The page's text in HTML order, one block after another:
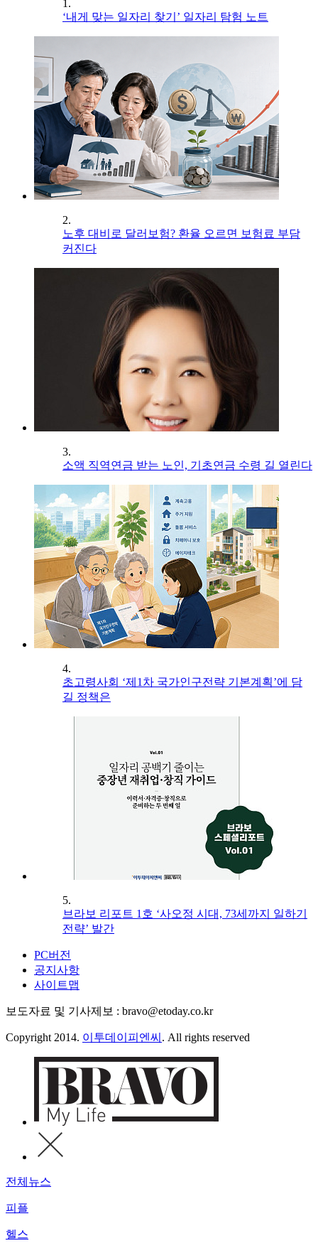
1.
‘내게 맞는 일자리 찾기’ 일자리 탐험 노트
2.
노후 대비로 달러보험? 환율 오르면 보험료 부담
커진다
3.
소액 직역연금 받는 노인, 기초연금 수령 길 열린다
4.
초고령사회 ‘제1차 국가인구전략 기본계획’에 담
길 정책은
5.
브라보 리포트 1호 ‘사오정 시대, 73세까지 일하기
전략’ 발간
PC버전
공지사항
사이트맵
보도자료 및 기사제보 : bravo@etoday.co.kr
Copyright 2014. 이투데이피엔씨 . All rights reserved
전체뉴스
피플
헬스